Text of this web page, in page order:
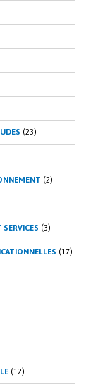
(23)
(2)
(3)
(17)
(12)